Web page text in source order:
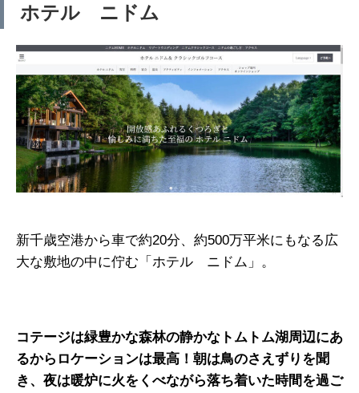
ホテル ニドム
新千歳空港から車で約20分、約500万平米にもなる広
大な敷地の中に佇む「ホテル ニドム」。
コテージは緑豊かな森林の静かなトムトム湖周辺にあ
るからロケーションは最高！朝は鳥のさえずりを聞
き、夜は暖炉に火をくべながら落ち着いた時間を過ご